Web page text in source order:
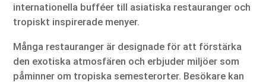
internationella bufféer till asiatiska restauranger och
tropiskt inspirerade menyer.
Många restauranger är designade för att förstärka
den exotiska atmosfären och erbjuder miljöer som
påminner om tropiska semesterorter. Besökare kan